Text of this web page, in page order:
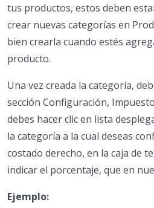
tus productos, estos deben
crear nuevas categorías en
bien crearla cuando estés
producto.
Una vez creada la categoría,
sección Configuración,
debes hacer clic en lista
la categoría a la cual deseas
costado derecho, en la caja de
indicar el porcentaje, que en
Ejemplo: